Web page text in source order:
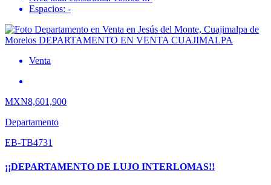
Espacios: -
Venta
MXN8,601,900
Departamento
EB-TB4731
¡¡DEPARTAMENTO DE LUJO INTERLOMAS!!